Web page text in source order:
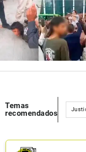
Temas
recomendados